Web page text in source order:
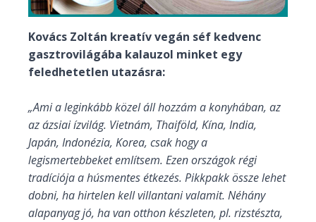
Kovács Zoltán kreatív vegán séf kedvenc
gasztrovilágába kalauzol minket egy
feledhetetlen utazásra:
„Ami a leginkább közel áll hozzám a konyhában, az
az ázsiai ízvilág. Vietnám, Thaiföld, Kína, India,
Japán, Indonézia, Korea, csak hogy a
legismertebbeket említsem. Ezen országok régi
tradíciója a húsmentes étkezés. Pikkpakk össze lehet
dobni, ha hirtelen kell villantani valamit. Néhány
alapanyag jó, ha van otthon készleten, pl. rizstészta,